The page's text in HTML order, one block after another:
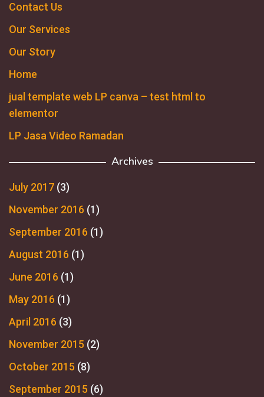
Contact Us
Our Services
Our Story
Home
jual template web LP canva – test html to
elementor
LP Jasa Video Ramadan
Archives
July 2017 (3)
November 2016 (1)
September 2016 (1)
August 2016 (1)
June 2016 (1)
May 2016 (1)
April 2016 (3)
November 2015 (2)
October 2015 (8)
September 2015 (6)